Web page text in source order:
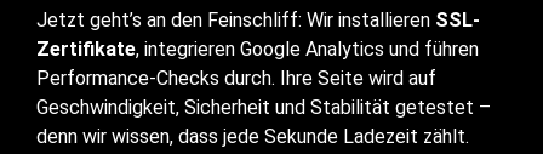
Jetzt geht’s an den Feinschliff: Wir installieren SSL-
Zertifikate, integrieren Google Analytics und führen
Performance-Checks durch. Ihre Seite wird auf
Geschwindigkeit, Sicherheit und Stabilität getestet –
denn wir wissen, dass jede Sekunde Ladezeit zählt.